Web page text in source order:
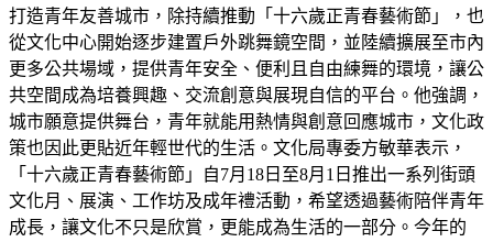
打造青年友善城市，除持續推動「十六歲正青春藝術節」，也
從文化中心開始逐步建置戶外跳舞鏡空間，並陸續擴展至市內
更多公共場域，提供青年安全、便利且自由練舞的環境，讓公
共空間成為培養興趣、交流創意與展現自信的平台。他強調，
城市願意提供舞台，青年就能用熱情與創意回應城市，文化政
策也因此更貼近年輕世代的生活。文化局專委方敏華表示，
「十六歲正青春藝術節」自7月18日至8月1日推出一系列街頭
文化月、展演、工作坊及成年禮活動，希望透過藝術陪伴青年
成長，讓文化不只是欣賞，更能成為生活的一部分。今年的